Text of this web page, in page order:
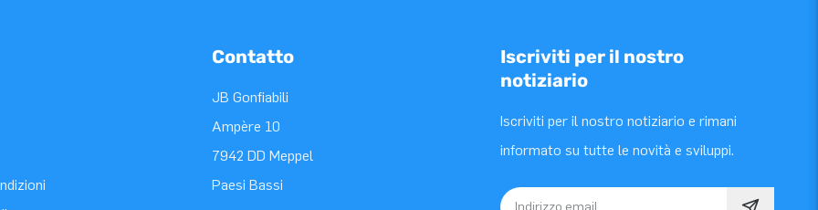
Contatto
JB Gonfiabili
Ampère 10
7942 DD Meppel
Paesi Bassi
Iscriviti per il nostro
notiziario
Iscriviti per il nostro notiziario e rimani
informato su tutte le novità e sviluppi.